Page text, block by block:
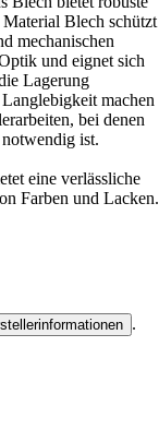
Blech schützt
mechanischen
und eignet sich
Lagerung
machen
bei denen
ist.
eine verlässliche
Farben und Lacken.
.